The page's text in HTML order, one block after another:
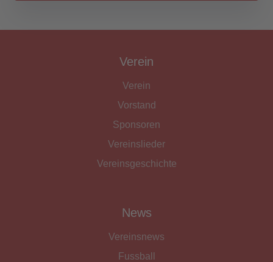
Verein
Verein
Vorstand
Sponsoren
Vereinslieder
Vereinsgeschichte
News
Vereinsnews
Fussball